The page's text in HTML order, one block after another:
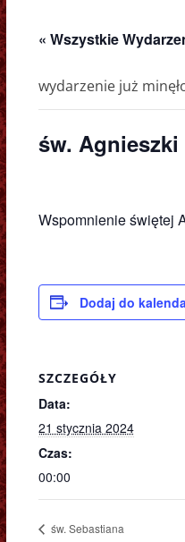
« Wszystkie
wydarzenie już
św. Agnieszki
Wspomnienie świętej
Dodaj do
SZCZEGÓŁY
Data:
21 stycznia 2024
Czas:
00:00
św. Sebastiana